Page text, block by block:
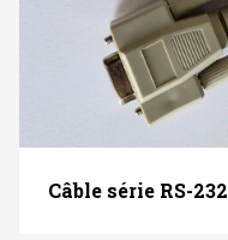
Câble série RS-